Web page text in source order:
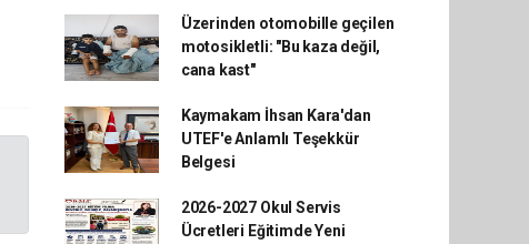
Üzerinden otomobille geçilen
motosikletli: "Bu kaza değil,
cana kast"
Kaymakam İhsan Kara'dan
UTEF'e Anlamlı Teşekkür
Belgesi
2026-2027 Okul Servis
Ücretleri Eğitimde Yeni